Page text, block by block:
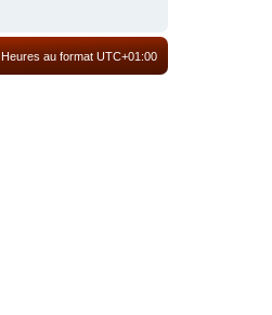
Heures au format UTC+01:00